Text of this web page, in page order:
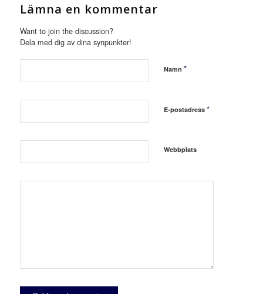
Lämna en kommentar
Want to join the discussion?
Dela med dig av dina synpunkter!
Namn *
E-postadress *
Webbplats